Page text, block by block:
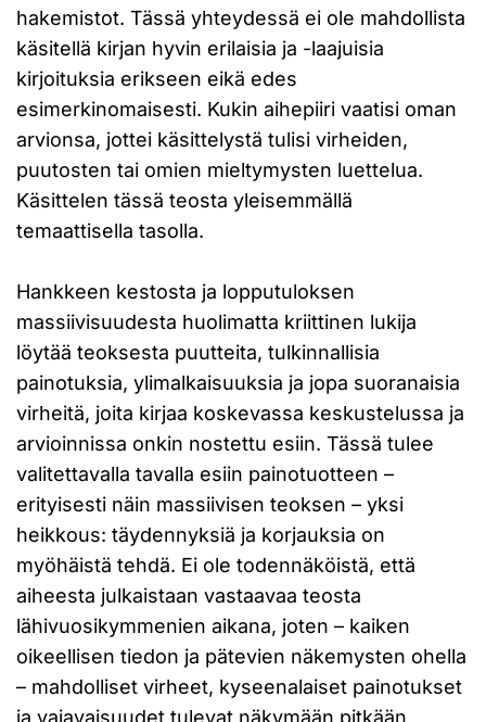
hakemistot. Tässä yhteydessä ei ole mahdollista
käsitellä kirjan hyvin erilaisia ja -laajuisia
kirjoituksia erikseen eikä edes
esimerkinomaisesti. Kukin aihepiiri vaatisi oman
arvionsa, jottei käsittelystä tulisi virheiden,
puutosten tai omien mieltymysten luettelua.
Käsittelen tässä teosta yleisemmällä
temaattisella tasolla.
Hankkeen kestosta ja lopputuloksen
massiivisuudesta huolimatta kriittinen lukija
löytää teoksesta puutteita, tulkinnallisia
painotuksia, ylimalkaisuuksia ja jopa suoranaisia
virheitä, joita kirjaa koskevassa keskustelussa ja
arvioinnissa onkin nostettu esiin. Tässä tulee
valitettavalla tavalla esiin painotuotteen –
erityisesti näin massiivisen teoksen – yksi
heikkous: täydennyksiä ja korjauksia on
myöhäistä tehdä. Ei ole todennäköistä, että
aiheesta julkaistaan vastaavaa teosta
lähivuosikymmenien aikana, joten – kaiken
oikeellisen tiedon ja pätevien näkemysten ohella
– mahdolliset virheet, kyseenalaiset painotukset
ja vajavaisuudet tulevat näkymään pitkään